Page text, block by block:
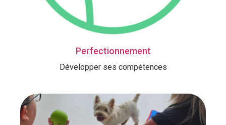
Perfectionnement
Développer ses compétences